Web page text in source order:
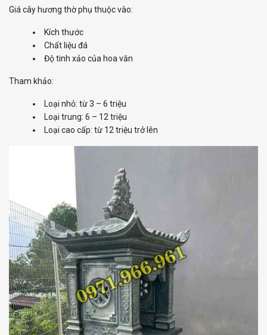
Giá cây hương thờ phụ thuộc vào:
Kích thước
Chất liệu đá
Độ tinh xảo của hoa văn
Tham khảo:
Loại nhỏ: từ 3 – 6 triệu
Loại trung: 6 – 12 triệu
Loại cao cấp: từ 12 triệu trở lên